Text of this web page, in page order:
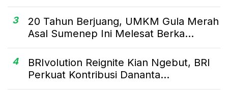
3
20 Tahun Berjuang, UMKM Gula Merah
Asal Sumenep Ini Melesat Berka...
4
BRIvolution Reignite Kian Ngebut, BRI
Perkuat Kontribusi Dananta...